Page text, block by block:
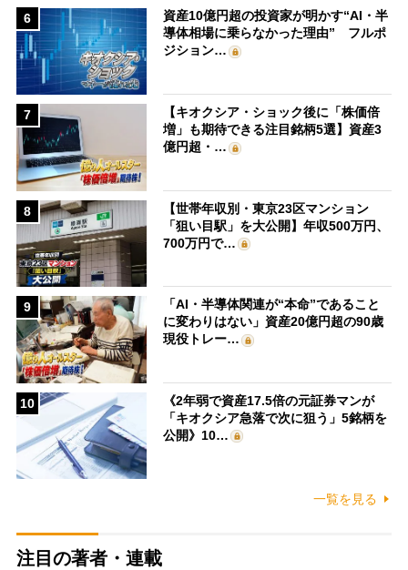
6
資産10億円超の投資家が明かす“AI・半
導体相場に乗らなかった理由” フルポ
ジション…
7
【キオクシア・ショック後に「株価倍
増」も期待できる注目銘柄5選】資産3
億円超・…
8
【世帯年収別・東京23区マンション
「狙い目駅」を大公開】年収500万円、
700万円で…
9
「AI・半導体関連が“本命”であること
に変わりはない」資産20億円超の90歳
現役トレー…
10
《2年弱で資産17.5倍の元証券マンが
「キオクシア急落で次に狙う」5銘柄を
公開》10…
一覧を見る
注目の著者・連載